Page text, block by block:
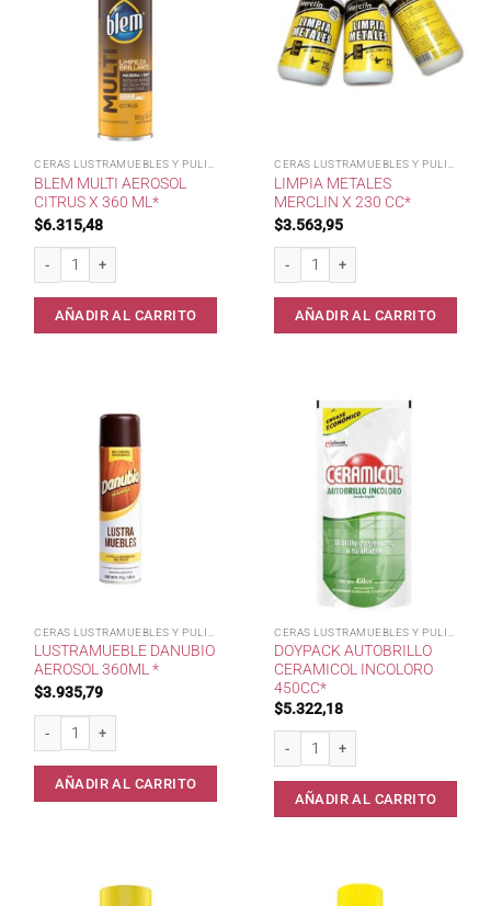
BLEM MULTI AEROSOL
CITRUS X 360 ML*
$6.315,48
Blem Multi Aerosol Citrus x 360 ml* cantidad
AÑADIR AL CARRITO
LIMPIA METALES
MERCLIN X 230 CC*
$3.563,95
Limpia metales Merclin x 230 cc*
AÑADIR AL CARRITO
LUSTRAMUEBLE DANUBIO
AEROSOL 360ML *
$3.935,79
Lustramueble DANUBIO Aerosol 360ml * cantidad
AÑADIR AL CARRITO
DOYPACK AUTOBRILLO
CERAMICOL INCOLORO
450CC*
$5.322,18
DoyPack Autobrillo Ceramicol
AÑADIR AL CARRITO